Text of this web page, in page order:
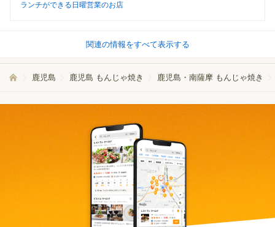
ランチができる日曜営業のお店
関連の情報をすべて表示する
鹿児島 鹿児島 もんじゃ焼き 鹿児島・南薩摩 もんじゃ焼き